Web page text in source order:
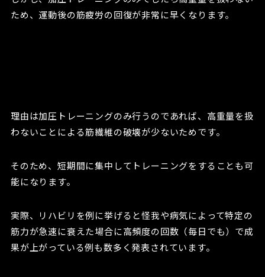
ため、運動後の筋疲労の回復が非常に早くなります。
理由は加圧トレーニングのみ行うのであれば、高重量を扱
わないことによる筋繊維の破壊が少ないためです。
そのため、短期間に集中してトレーニングをすることも可
能になります。
実際、リハビリを例に挙げると怪我や病気によって特定の
筋力が急速に衰えた場合に高頻度の回数（毎日でも）で成
果が上がっている例も数多く発表されています。